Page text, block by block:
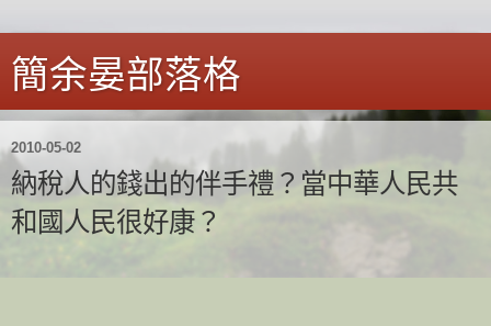
簡余晏部落格
2010-05-02
納稅人的錢出的伴手禮？當中華人民共
和國人民很好康？